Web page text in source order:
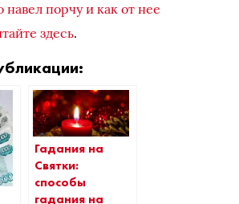
навел порчу и как от нее
здесь.
Гадания на
Святки:
способы
гадания на